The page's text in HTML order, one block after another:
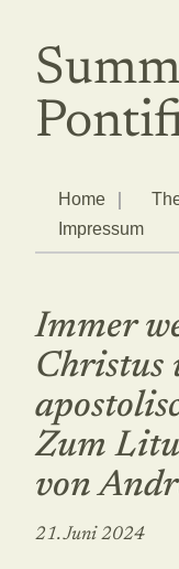
Home
Impressum
Immer
Christus
Zum
von
21. Juni 2024